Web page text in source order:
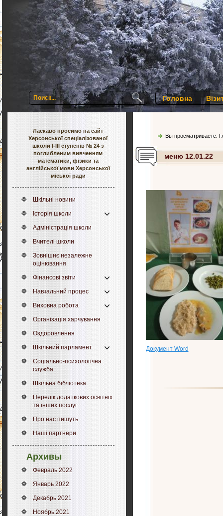
Головна
Ласкаво просимо на сайт
Херсонської спеціалізованої
школи І-ІІІ ступенів № 24 з
поглибленим вивченням
математики, фізики та
англійської мови Херсонської
міської ради
Шкільні новини
Історія школи
Адміністрація школи
Вчителі школи
Зовнішнє незалежне
оцінювання
Фінансові звіти
Навчальний процес
Виховна робота
Організація харчування
Оздоровлення
Шкільний парламент
Соціально-психологічна
служба
Шкільна бібліотека
Перелік додаткових освітніх
та інших послуг
Про нас пишуть
Наші партнери
Архивы
Февраль 2022
Январь 2022
Декабрь 2021
Ноябрь 2021
Вы просматриваете:
меню 12.01.22
Документ Word